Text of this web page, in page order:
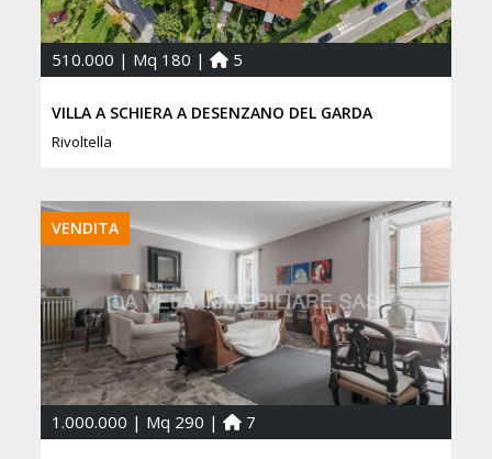
510.000 | Mq 180 | 5
VILLA A SCHIERA A DESENZANO DEL GARDA
Rivoltella
VENDITA
1.000.000 | Mq 290 | 7